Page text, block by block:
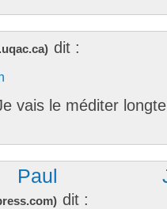
) dit :
vais le méditer
) dit :